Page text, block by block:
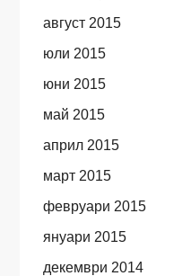
август 2015
юли 2015
юни 2015
май 2015
април 2015
март 2015
февруари 2015
януари 2015
декември 2014